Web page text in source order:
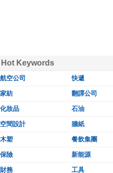
Hot Keywords
航空公司 快遞
家紡 翻譯公司
化妝品 石油
空間設計 牆紙
木塑 餐飲集團
保險 新能源
財務 工具